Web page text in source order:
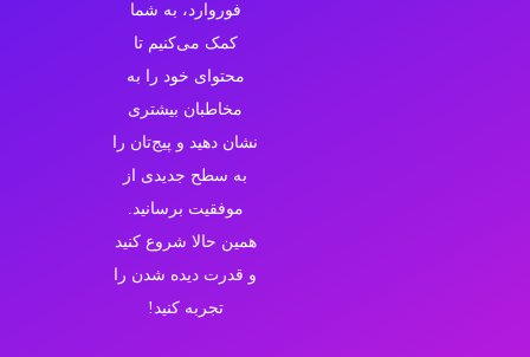
فوروارد، به شما
کمک می‌کنیم تا
محتوای خود را به
مخاطبان بیشتری
نشان دهید و پیج‌تان را
به سطح جدیدی از
موفقیت برسانید.
همین حالا شروع کنید
و قدرت دیده شدن را
تجربه کنید!